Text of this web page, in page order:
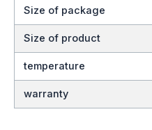
Size of package
Size of product
temperature
warranty